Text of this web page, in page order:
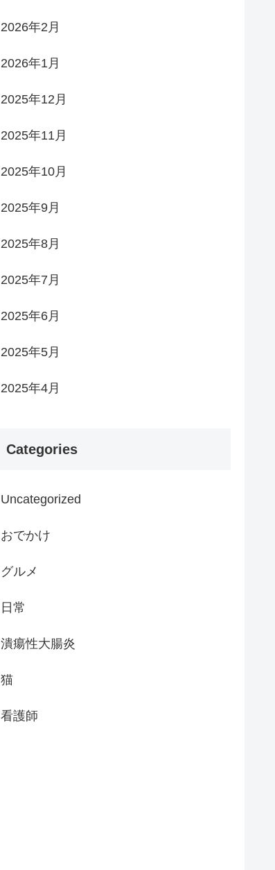
2026年2月
2026年1月
2025年12月
2025年11月
2025年10月
2025年9月
2025年8月
2025年7月
2025年6月
2025年5月
2025年4月
Categories
Uncategorized
おでかけ
グルメ
日常
潰瘍性大腸炎
猫
看護師